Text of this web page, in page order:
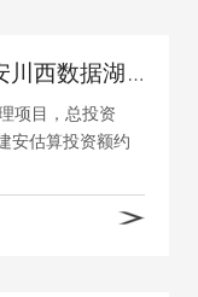
首盛国际工程监理项目，雅安川西数据湖产业园项目监理
项目，总投资
安估算投资额约